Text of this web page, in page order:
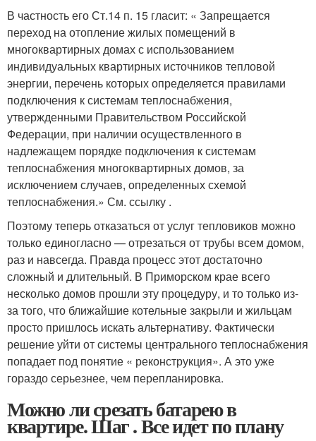
В частность его Ст.14 п. 15 гласит: « Запрещается
переход на отопление жилых помещений в
многоквартирных домах с использованием
индивидуальных квартирных источников тепловой
энергии, перечень которых определяется правилами
подключения к системам теплоснабжения,
утвержденными Правительством Российской
Федерации, при наличии осуществленного в
надлежащем порядке подключения к системам
теплоснабжения многоквартирных домов, за
исключением случаев, определенных схемой
теплоснабжения.» См. ссылку .
Поэтому теперь отказаться от услуг тепловиков можно
только единогласно — отрезаться от трубы всем домом,
раз и навсегда. Правда процесс этот достаточно
сложный и длительный. В Приморском крае всего
несколько домов прошли эту процедуру, и то только из-
за того, что ближайшие котельные закрыли и жильцам
просто пришлось искать альтернативу. Фактически
решение уйти от системы центрального теплоснабжения
попадает под понятие « реконструкция». А это уже
гораздо серьезнее, чем перепланировка.
Можно ли срезать батарею в
квартире. Шаг . Все идет по плану